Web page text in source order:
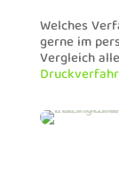
Welches
gerne im
Vergleich